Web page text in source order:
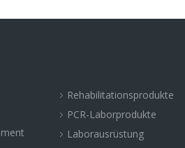
Rehabilitationsprodukte
PCR-Laborprodukte
Laborausrüstung